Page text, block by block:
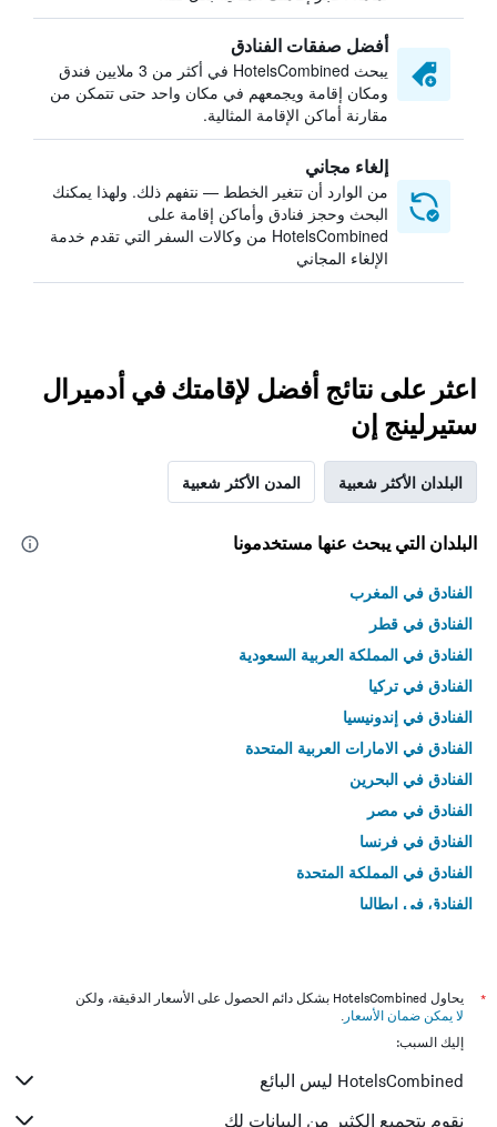
أفضل صفقات الفنادق
يبحث HotelsCombined في أكثر من 3 ملايين فندق
ومكان إقامة ويجمعهم في مكان واحد حتى تتمكن من
مقارنة أماكن الإقامة المثالية.
إلغاء مجاني
من الوارد أن تتغير الخطط — نتفهم ذلك. ولهذا يمكنك
البحث وحجز فنادق وأماكن إقامة على
HotelsCombined من وكالات السفر التي تقدم خدمة
الإلغاء المجاني
اعثر على نتائج أفضل لإقامتك في أدميرال
ستيرلينج إن
البلدان الأكثر شعبية المدن الأكثر شعبية
البلدان التي يبحث عنها مستخدمونا
الفنادق في المغرب
الفنادق في قطر
الفنادق في المملكة العربية السعودية
الفنادق في تركيا
الفنادق في إندونيسيا
الفنادق في الامارات العربية المتحدة
الفنادق في البحرين
الفنادق في مصر
الفنادق في فرنسا
الفنادق في المملكة المتحدة
الفنادق في إيطاليا
*
يحاول HotelsCombined بشكل دائم الحصول على الأسعار الدقيقة، ولكن
لا يمكن ضمان الأسعار .
إليك السبب:
HotelsCombined ليس البائع
نقوم بتجميع الكثير من البيانات لك